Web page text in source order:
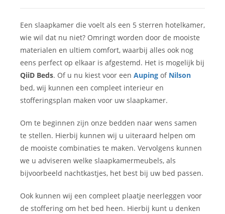
Een slaapkamer die voelt als een 5 sterren hotelkamer,
wie wil dat nu niet? Omringt worden door de mooiste
materialen en ultiem comfort, waarbij alles ook nog
eens perfect op elkaar is afgestemd. Het is mogelijk bij
QiiD Beds. Of u nu kiest voor een Auping of Nilson
bed, wij kunnen een compleet interieur en
stofferingsplan maken voor uw slaapkamer.
Om te beginnen zijn onze bedden naar wens samen
te stellen. Hierbij kunnen wij u uiteraard helpen om
de mooiste combinaties te maken. Vervolgens kunnen
we u adviseren welke slaapkamermeubels, als
bijvoorbeeld nachtkastjes, het best bij uw bed passen.
Ook kunnen wij een compleet plaatje neerleggen voor
de stoffering om het bed heen. Hierbij kunt u denken